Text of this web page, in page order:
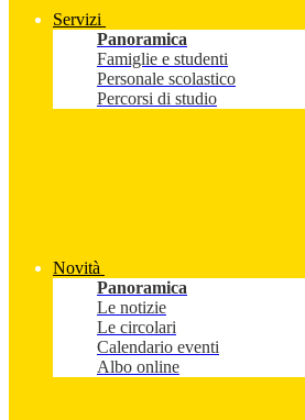
Servizi
Panoramica
Famiglie e studenti
Personale scolastico
Percorsi di studio
Novità
Panoramica
Le notizie
Le circolari
Calendario eventi
Albo online